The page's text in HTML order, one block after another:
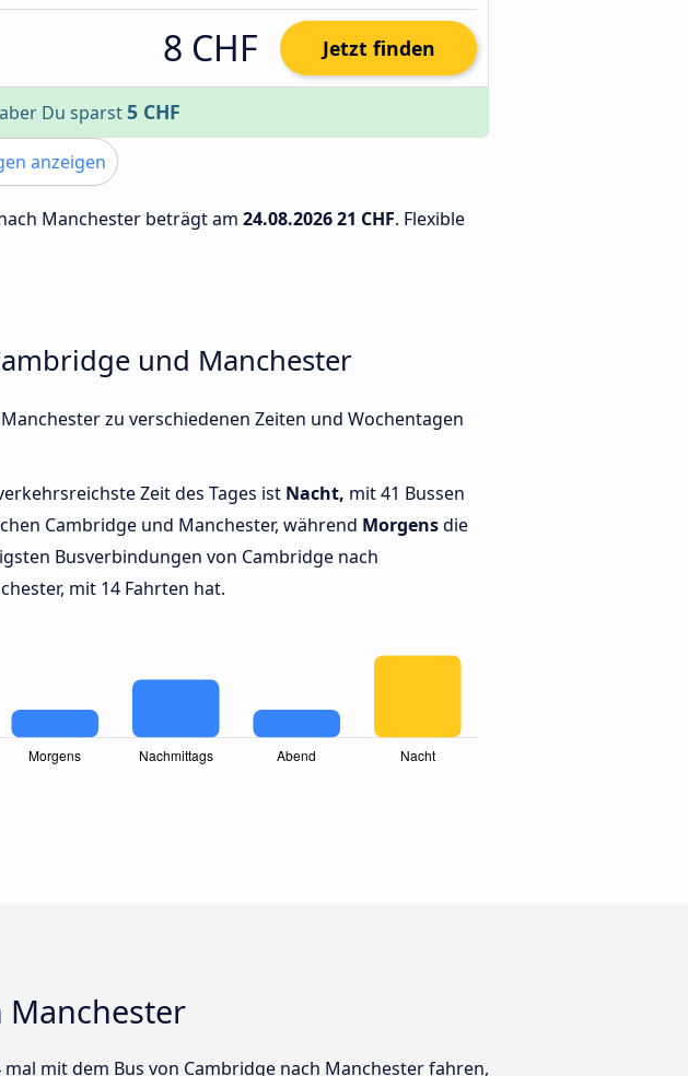
8 CHF Jetzt finden
Du sparst5 CHF
anzeigen
Manchester beträgt am 24.08.202621 CHF. Flexible
und Manchester
zu verschiedenen Zeiten und Wochentagen
Zeit des Tages ist Nacht, mit 41 Bussen
Cambridge und Manchester, während Morgensdie
Busverbindungen von Cambridge nach
mit 14 Fahrten hat.
Manchester
mit dem Bus von Cambridge nach Manchester fahren,